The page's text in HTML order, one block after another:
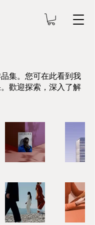
集。您可在此看到我
歡迎探索，深入了解